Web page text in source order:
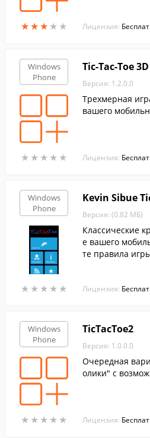
★★★ ★ ★
★★★ ★ ★ Лицензия:
Windows
Phone
★ ★ ★ ★ ★
★ ★ ★ ★ ★
Tic-Tac-Toe 3D
Версия: 1.2.0.0
Трехмерная
вашего
Лицензия:
Windows
Phone
★ ★ ★ ★ ★
★ ★ ★ ★ ★
Kevin Sibue
Версия: (0.82 МБ)
Классические
е вашего
те правила
Лицензия:
Windows
Phone
★ ★ ★ ★ ★
★ ★ ★ ★ ★
TicTacToe2
Версия: 1.0.0.0
Очередная
олики" с
Лицензия: